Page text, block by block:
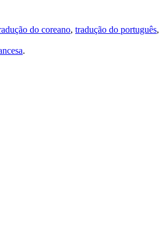
do coreano, tradução do português,
.